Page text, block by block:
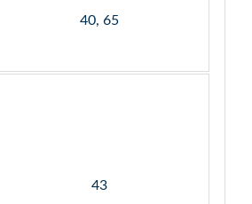
40, 65
43